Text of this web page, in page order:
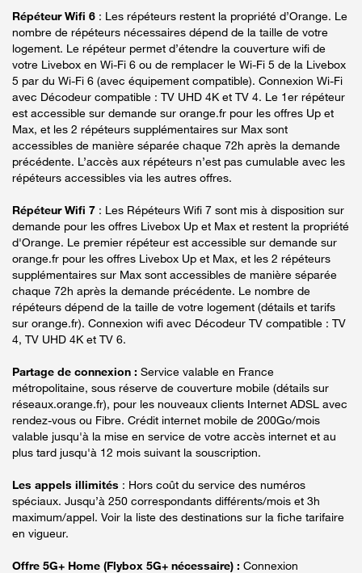
Répéteur Wifi 6 : Les répéteurs restent la propriété d’Orange. Le
nombre de répéteurs nécessaires dépend de la taille de votre
logement. Le répéteur permet d’étendre la couverture wifi de
votre Livebox en Wi-Fi 6 ou de remplacer le Wi-Fi 5 de la Livebox
5 par du Wi-Fi 6 (avec équipement compatible). Connexion Wi-Fi
avec Décodeur compatible : TV UHD 4K et TV 4. Le 1er répéteur
est accessible sur demande sur orange.fr pour les offres Up et
Max, et les 2 répéteurs supplémentaires sur Max sont
accessibles de manière séparée chaque 72h après la demande
précédente. L’accès aux répéteurs n’est pas cumulable avec les
répéteurs accessibles via les autres offres.
Répéteur Wifi 7 : Les Répéteurs Wifi 7 sont mis à disposition sur
demande pour les offres Livebox Up et Max et restent la propriété
d'Orange. Le premier répéteur est accessible sur demande sur
orange.fr pour les offres Livebox Up et Max, et les 2 répéteurs
supplémentaires sur Max sont accessibles de manière séparée
chaque 72h après la demande précédente. Le nombre de
répéteurs dépend de la taille de votre logement (détails et tarifs
sur orange.fr). Connexion wifi avec Décodeur TV compatible : TV
4, TV UHD 4K et TV 6.
Partage de connexion : Service valable en France
métropolitaine, sous réserve de couverture mobile (détails sur
réseaux.orange.fr), pour les nouveaux clients Internet ADSL avec
rendez-vous ou Fibre. Crédit internet mobile de 200Go/mois
valable jusqu'à la mise en service de votre accès internet et au
plus tard jusqu'à 12 mois suivant la souscription.
Les appels illimités : Hors coût du service des numéros
spéciaux. Jusqu’à 250 correspondants différents/mois et 3h
maximum/appel. Voir la liste des destinations sur la fiche tarifaire
en vigueur.
Offre 5G+ Home (Flybox 5G+ nécessaire) : Connexion